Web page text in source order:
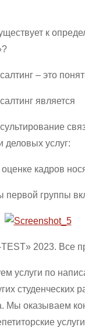
к
– это
является
услуг:
кадров
первой группы
2023. Все
услуги по
студенческих
Мы оказываем
услуги